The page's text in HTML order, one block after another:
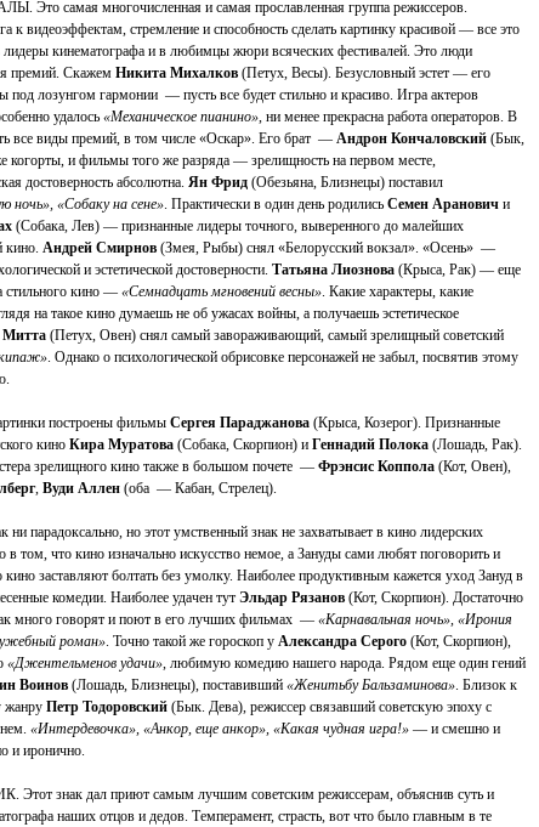
самая многочисленная и самая прославленная группа режиссеров.
к видеоэффектам, стремление и способность сделать картинку красивой — все это
кинематографа и в любимцы жюри всяческих фестивалей. Это люди
премий. Скажем Никита Михалков (Петух, Весы). Безусловный эстет — его
под лозунгом гармонии — пусть все будет стильно и красиво. Игра актеров
удалось «Механическое пианино», ни менее прекрасна работа операторов. В
все виды премий, в том числе «Оскар». Его брат — Андрон Кончаловский (Бык,
когорты, и фильмы того же разряда — зрелищность на первом месте,
достоверность абсолютна. Ян Фрид (Обезьяна, Близнецы) поставил
ночь», «Собаку на сене». Практически в один день родились Семен Аранович и
(Собака, Лев) — признанные лидеры точного, выверенного до малейших
кино. Андрей Смирнов (Змея, Рыбы) снял «Белорусский вокзал». «Осень» —
и эстетической достоверности. Татьяна Лиознова (Крыса, Рак) — еще
стильного кино — «Семнадцать мгновений весны». Какие характеры, какие
на такое кино думаешь не об ужасах войны, а получаешь эстетическое
Митта (Петух, Овен) снял самый завораживающий, самый зрелищный советский
. Однако о психологической обрисовке персонажей не забыл, посвятив этому
построены фильмы Сергея Параджанова (Крыса, Козерог). Признанные
кино Кира Муратова (Собака, Скорпион) и Геннадий Полока (Лошадь, Рак).
зрелищного кино также в большом почете — Фрэнсис Коппола (Кот, Овен),
, Вуди Аллен (оба — Кабан, Стрелец).
парадоксально, но этот умственный знак не захватывает в кино лидерских
в том, что кино изначально искусство немое, а Зануды сами любят поговорить и
кино заставляют болтать без умолку. Наиболее продуктивным кажется уход Зануд в
комедии. Наиболее удачен тут Эльдар Рязанов (Кот, Скорпион). Достаточно
много говорят и поют в его лучших фильмах — «Карнавальная ночь», «Ирония
роман». Точно такой же гороскоп у Александра Серого (Кот, Скорпион),
«Джентельменов удачи», любимую комедию нашего народа. Рядом еще один гений
Воинов (Лошадь, Близнецы), поставивший «Женитьбу Бальзаминова». Близок к
жанру Петр Тодоровский (Бык. Дева), режиссер связавший советскую эпоху с
«Интердевочка», «Анкор, еще анкор», «Какая чудная игра!» — и смешно и
и иронично.
знак дал приют самым лучшим советским режиссерам, объяснив суть и
наших отцов и дедов. Темперамент, страсть, вот что было главным в те